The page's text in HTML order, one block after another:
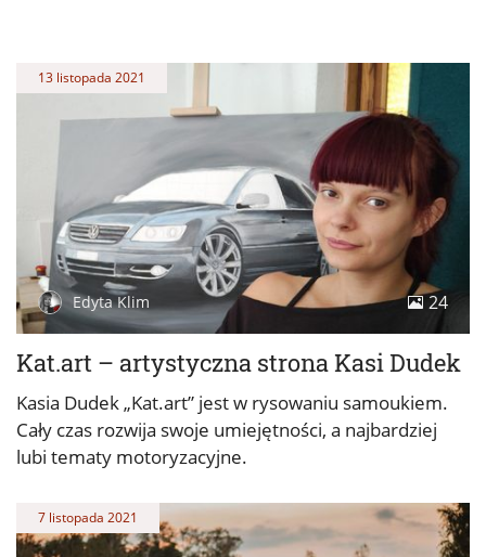
Kat.art – artystyczna strona Kasi Dudek
13 listopada 2021
Edyta Klim 24
Kasia Dudek „Kat.art” jest w rysowaniu samoukiem.
Cały czas rozwija swoje umiejętności, a najbardziej
lubi tematy motoryzacyjne.
7 listopada 2021